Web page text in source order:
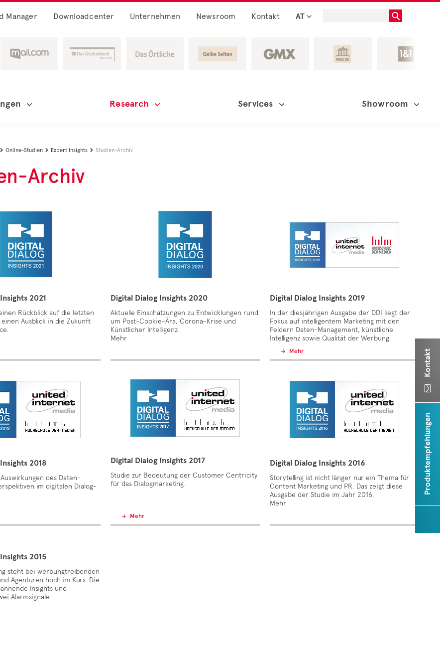
Manager Downloadcenter Unternehmen Newsroom Kontakt AT
Research Services Showroom
 Online-Studien  Expert Insights  Studien-Archiv
Archiv
2021
Rückblick auf die letzten
Ausblick in die Zukunft
2018
des Daten-
im digitalen Dialog-
2015
steht bei werbungtreibenden
Agenturen hoch im Kurs. Die
Insights und
Alarmsignale.
Digital Dialog Insights 2020
Aktuelle Einschätzungen zu Entwicklungen rund
um Post-Cookie-Ära, Corona-Krise und
Künstlicher Intelligenz.
Mehr
Digital Dialog Insights 2017
Studie zur Bedeutung der Customer Centricity
für das Dialogmarketing.
Mehr
Digital Dialog Insights 2019
In der diesjährigen Ausgabe der DDI liegt der
Fokus auf intelligentem Marketing mit den
Feldern Daten-Management, künstliche
Intelligenz sowie Qualität der Werbung.
Mehr
Digital Dialog Insights 2016
Storytelling ist nicht länger nur ein Thema für
Content Marketing und PR. Das zeigt diese
Ausgabe der Studie im Jahr 2016.
Mehr

Kontakt
Produktempfehlungen